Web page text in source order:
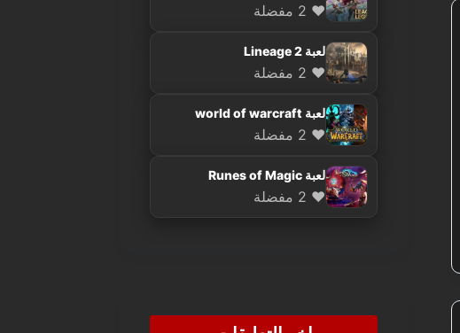
❤️ 2 مفضلة
لعبة Lineage 2
❤️ 2 مفضلة
لعبة world of warcraft
❤️ 2 مفضلة
لعبة Runes of Magic
❤️ 2 مفضلة